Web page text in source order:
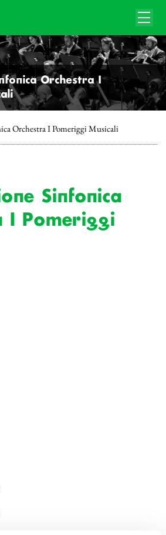
Orchestra I
Orchestra I Pomeriggi Musicali
Sinfonica
I Pomeriggi